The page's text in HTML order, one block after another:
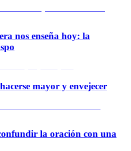
nos enseña hoy: la
mayor y envejecer
la oración con una